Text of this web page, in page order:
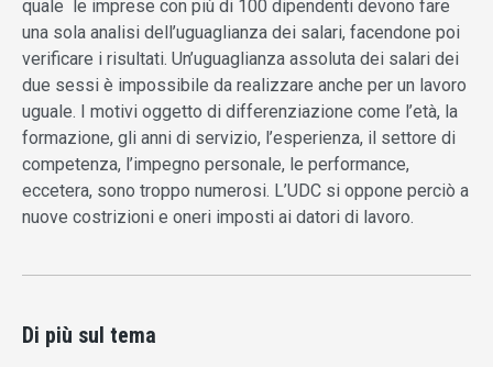
quale le imprese con più di 100 dipendenti devono fare
una sola analisi dell’uguaglianza dei salari, facendone poi
verificare i risultati. Un’uguaglianza assoluta dei salari dei
due sessi è impossibile da realizzare anche per un lavoro
uguale. I motivi oggetto di differenziazione come l’età, la
formazione, gli anni di servizio, l’esperienza, il settore di
competenza, l’impegno personale, le performance,
eccetera, sono troppo numerosi. L’UDC si oppone perciò a
nuove costrizioni e oneri imposti ai datori di lavoro.
Di più sul tema